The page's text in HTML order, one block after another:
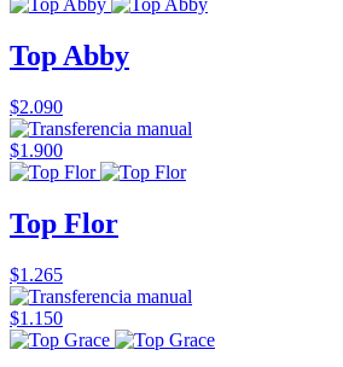
Top Abby
$2.090
$1.900
Top Flor
$1.265
$1.150